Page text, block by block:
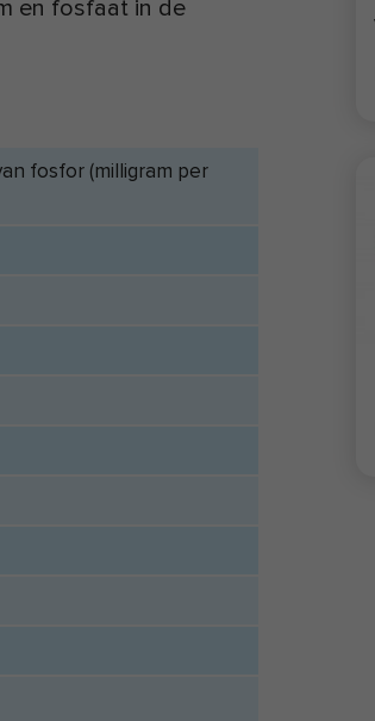
en fosfaat in de
fosfor (milligram per